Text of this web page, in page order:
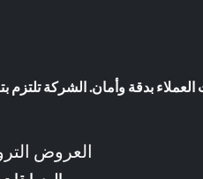
بدقة وأمان. الشركة تلتزم
العروض
الكاش باك